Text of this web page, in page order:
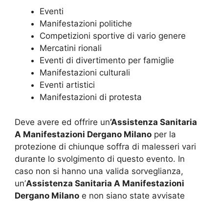
Eventi
Manifestazioni politiche
Competizioni sportive di vario genere
Mercatini rionali
Eventi di divertimento per famiglie
Manifestazioni culturali
Eventi artistici
Manifestazioni di protesta
Deve avere ed offrire un’Assistenza Sanitaria
A Manifestazioni Dergano Milano per la
protezione di chiunque soffra di malesseri vari
durante lo svolgimento di questo evento. In
caso non si hanno una valida sorveglianza,
un’Assistenza Sanitaria A Manifestazioni
Dergano Milano e non siano state avvisate